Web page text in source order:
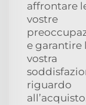
affrontare
vostre
e garantire
vostra
riguardo